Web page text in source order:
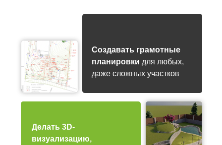
Создавать грамотные
планировки для любых,
даже сложных участков
Делать 3D-
визуализацию,